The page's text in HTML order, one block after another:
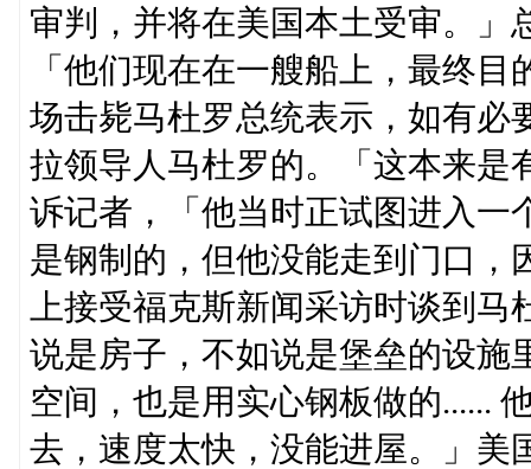
审判，并将在美国本土受审。」
「他们现在在一艘船上，最终
场击毙马杜罗总统表示，如有必
拉领导人马杜罗的。「这本来是
诉记者，「他当时正试图进入一
是钢制的，但他没能走到门口，
上接受福克斯新闻采访时谈到
说是房子，不如说是堡垒的设施
空间，也是用实心钢板做的......
去，速度太快，没能进屋。」美